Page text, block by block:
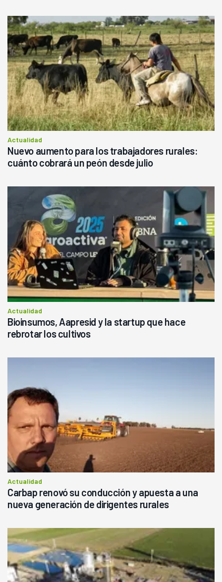
Actualidad
Nuevo aumento para los trabajadores rurales:
cuánto cobrará un peón desde julio
Actualidad
Bioinsumos, Aapresid y la startup que hace
rebrotar los cultivos
Actualidad
Carbap renovó su conducción y apuesta a una
nueva generación de dirigentes rurales